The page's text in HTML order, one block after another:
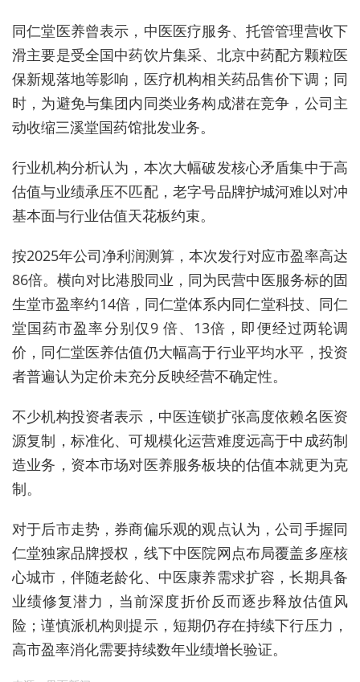
同仁堂医养曾表示，中医医疗服务、托管管理营收下
滑主要是受全国中药饮片集采、北京中药配方颗粒医
保新规落地等影响，医疗机构相关药品售价下调；同
时，为避免与集团内同类业务构成潜在竞争，公司主
动收缩三溪堂国药馆批发业务。
行业机构分析认为，本次大幅破发核心矛盾集中于高
估值与业绩承压不匹配，老字号品牌护城河难以对冲
基本面与行业估值天花板约束。
按2025年公司净利润测算，本次发行对应市盈率高达
86倍。横向对比港股同业，同为民营中医服务标的固
生堂市盈率约14倍，同仁堂体系内同仁堂科技、同仁
堂国药市盈率分别仅9 倍、13倍，即便经过两轮调
价，同仁堂医养估值仍大幅高于行业平均水平，投资
者普遍认为定价未充分反映经营不确定性。
不少机构投资者表示，中医连锁扩张高度依赖名医资
源复制，标准化、可规模化运营难度远高于中成药制
造业务，资本市场对医养服务板块的估值本就更为克
制。
对于后市走势，券商偏乐观的观点认为，公司手握同
仁堂独家品牌授权，线下中医院网点布局覆盖多座核
心城市，伴随老龄化、中医康养需求扩容，长期具备
业绩修复潜力，当前深度折价反而逐步释放估值风
险；谨慎派机构则提示，短期仍存在持续下行压力，
高市盈率消化需要持续数年业绩增长验证。